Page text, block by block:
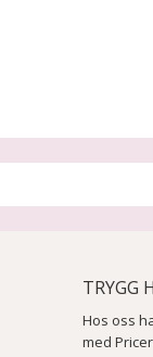
TRYGG
Hos oss
med